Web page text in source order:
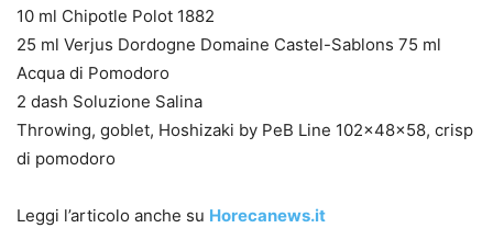
10 ml Chipotle Polot 1882
25 ml Verjus Dordogne Domaine Castel-Sablons 75 ml
Acqua di Pomodoro
2 dash Soluzione Salina
Throwing, goblet, Hoshizaki by PeB Line 102x48x58, crisp
di pomodoro
Leggi l’articolo anche su Horecanews.it